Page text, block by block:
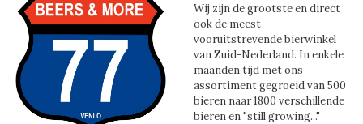
Wij zijn de grootste en direct
ook de meest
vooruitstrevende bierwinkel
van Zuid-Nederland. In enkele
maanden tijd met ons
assortiment gegroeid van 500
bieren naar 1800 verschillende
bieren en "still growing..."